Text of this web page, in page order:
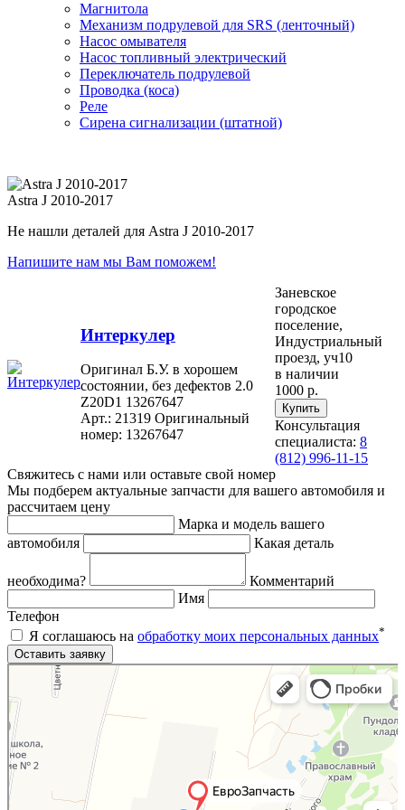
Магнитола
Механизм подрулевой для SRS (ленточный)
Насос омывателя
Насос топливный электрический
Переключатель подрулевой
Проводка (коса)
Реле
Сирена сигнализации (штатной)
Astra J 2010-2017
Не нашли деталей для Astra J 2010-2017
Напишите нам мы Вам поможем!
Интеркулер
Оригинал Б.У. в хорошем
состоянии, без дефектов 2.0
Z20D1 13267647
Арт.: 21319 Оригинальный
номер: 13267647
Заневское
городское
поселение,
Индустриальный
проезд, уч10
в наличии
1000 р.
Консультация
специалиста: 8
(812) 996-11-15
Свяжитесь с нами или оставьте свой номер
Мы подберем актуальные запчасти для вашего автомобиля и
рассчитаем цену
Марка и модель вашего
автомобиля
Какая деталь
необходима?
Комментарий
Имя
Телефон
Я соглашаюсь на обработку моих персональных данных*
Яндекс.Карты
Яндекс.Карты — поиск мест и адресов, городской транспорт